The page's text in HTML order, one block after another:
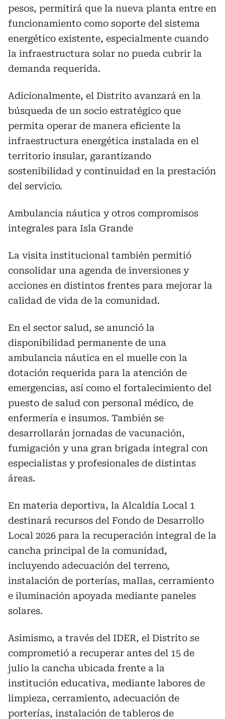
pesos, permitirá que la nueva planta entre en
funcionamiento como soporte del sistema
energético existente, especialmente cuando
la infraestructura solar no pueda cubrir la
demanda requerida.
Adicionalmente, el Distrito avanzará en la
búsqueda de un socio estratégico que
permita operar de manera eficiente la
infraestructura energética instalada en el
territorio insular, garantizando
sostenibilidad y continuidad en la prestación
del servicio.
Ambulancia náutica y otros compromisos
integrales para Isla Grande
La visita institucional también permitió
consolidar una agenda de inversiones y
acciones en distintos frentes para mejorar la
calidad de vida de la comunidad.
En el sector salud, se anunció la
disponibilidad permanente de una
ambulancia náutica en el muelle con la
dotación requerida para la atención de
emergencias, así como el fortalecimiento del
puesto de salud con personal médico, de
enfermería e insumos. También se
desarrollarán jornadas de vacunación,
fumigación y una gran brigada integral con
especialistas y profesionales de distintas
áreas.
En materia deportiva, la Alcaldía Local 1
destinará recursos del Fondo de Desarrollo
Local 2026 para la recuperación integral de la
cancha principal de la comunidad,
incluyendo adecuación del terreno,
instalación de porterías, mallas, cerramiento
e iluminación apoyada mediante paneles
solares.
Asimismo, a través del IDER, el Distrito se
comprometió a recuperar antes del 15 de
julio la cancha ubicada frente a la
institución educativa, mediante labores de
limpieza, cerramiento, adecuación de
porterías, instalación de tableros de